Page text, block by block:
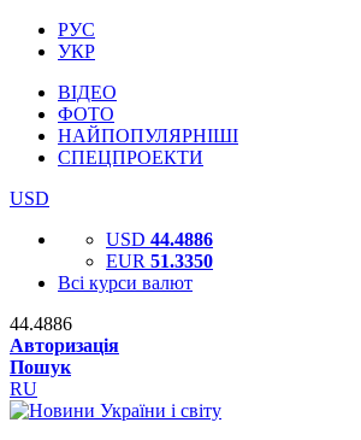
РУС
УКР
ВІДЕО
ФОТО
НАЙПОПУЛЯРНІШІ
СПЕЦПРОЕКТИ
USD
USD 44.4886
EUR 51.3350
Всі курси валют
44.4886
Авторизація
Пошук
RU